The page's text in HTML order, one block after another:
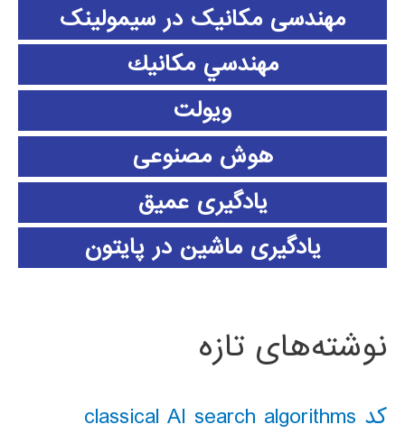
مهندسی مکانیک در سیمولینک
مهندسي مكانيك
ویولت
هوش مصنوعی
یادگیری عمیق
یادگیری ماشین در پایتون
نوشته‌های تازه
کد classical AI search algorithms